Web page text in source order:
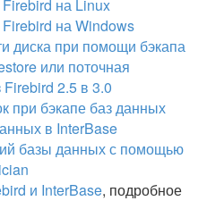
на Linux
на Windows
диска при помощи бэкапа
или поточная
Firebird 2.5 в 3.0
при бэкапе баз данных
в InterBase
базы данных с помощью
и InterBase, подробное